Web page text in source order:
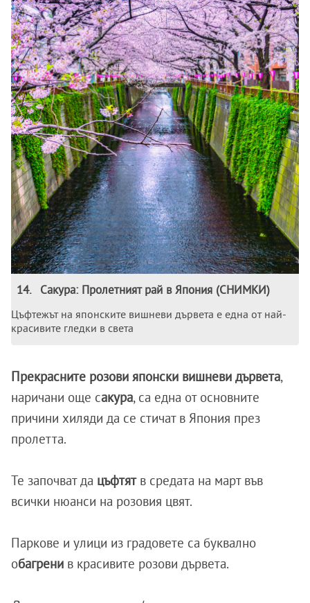
14. Сакура: Пролетният рай в Япония (СНИМКИ)
Цъфтежът на японските вишневи дървета е една от най-
красивите гледки в света
Прекрасните розови японски вишневи дървета,
наричани още сакура, са една от основните
причини хиляди да се стичат в Япония през
пролетта.
Те започват да цъфтятв средата на март във
всички нюанси на розовия цвят.
Паркове и улици из градовете са буквално
обагрени в красивите розови дървета.